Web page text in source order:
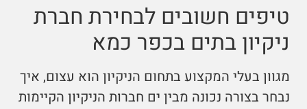
טיפים חשובים לבחירת חברת
ניקיון בתים בכפר כמא
מגוון בעלי המקצוע בתחום הניקיון הוא עצום, איך
נבחר בצורה נכונה מבין ים חברות הניקיון הקיימות